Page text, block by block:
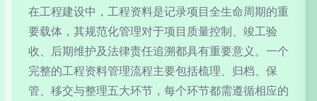
在工程建设中，工程资料是记录项目全生命周期的重
要载体，其规范化管理对于项目质量控制、竣工验
收、后期维护及法律责任追溯都具有重要意义。一个
完整的工程资料管理流程主要包括梳理、归档、保
管、移交与整理五大环节，每个环节都需遵循相应的